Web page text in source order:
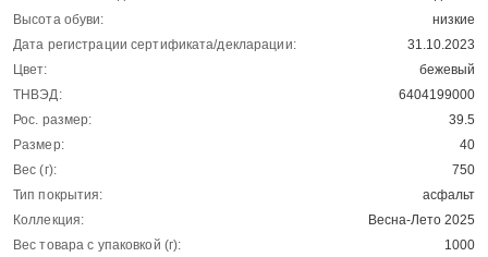
Высота обуви:
низкие
Дата регистрации сертификата/декларации:
31.10.2023
Цвет:
бежевый
ТНВЭД:
6404199000
Рос. размер:
39.5
Размер:
40
Вес (г):
750
Тип покрытия:
асфальт
Коллекция:
Весна-Лето 2025
Вес товара с упаковкой (г):
1000